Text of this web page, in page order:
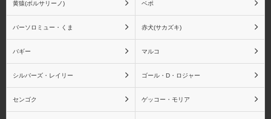
黄猿(ボルサリーノ) ベポ
バーソロミュー・くま 赤犬(サカズキ)
バギー マルコ
シルバーズ・レイリー ゴール・D・ロジャー
センゴク ゲッコー・モリア